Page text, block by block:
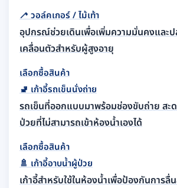
🦯วอล์คเกอร์ / ไม้เท้า
อุปกรณ์ช่วยเดินเพื่อเพิ่มความมั่นคงและ
เคลื่อนตัวสำหรับผู้สูงอายุ
เลือกซื้อสินค้า
🚽เก้าอี้รถเข็นนั่งถ่าย
รถเข็นที่ออกแบบมาพร้อมช่องขับถ่าย สะ
ป่วยที่ไม่สามารถเข้าห้องน้ำเองได้
เลือกซื้อสินค้า
🚿เก้าอี้อาบน้ำผู้ป่วย
เก้าอี้สำหรับใช้ในห้องน้ำเพื่อป้องกันการลื่